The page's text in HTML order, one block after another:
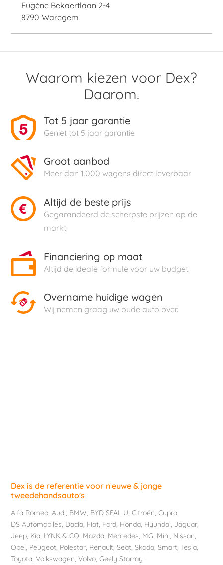
Eugène Bekaertlaan 2-4
8790 Waregem
Waarom kiezen voor Dex?
Daarom.
Tot 5 jaar garantie
Geniet tot 5 jaar garantie
Groot aanbod
Meer dan 1.000 wagens direct leverbaar.
Altijd de beste prijs
Gegarandeerd de scherpste prijzen op de
markt.
Financiering op maat
Altijd de ideale formule voor uw budget.
Overname huidige wagen
Wij nemen graag uw oude auto over.
Dex is de referentie voor nieuwe & jonge
tweedehandsauto's
Alfa Romeo,Audi, BMW, BYD SEAL U,Citroën,Cupra,
DS Automobiles, Dacia, Fiat, Ford, Honda, Hyundai, Jaguar,
Jeep, Kia, LYNK & CO, Mazda, Mercedes, MG, Mini, Nissan,
Opel, Peugeot, Polestar, Renault,Seat,Skoda,Smart,Tesla,
Toyota,Volkswagen,Volvo,Geely Starray -